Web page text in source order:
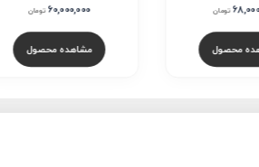
تومان
محصول